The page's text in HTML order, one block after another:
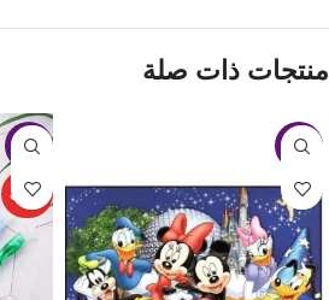
منتجات ذات صلة
-11%
-4%
حصري